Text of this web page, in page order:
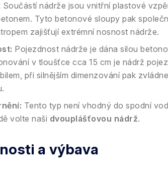
Součástí nádrže jsou vnitřní plastové
Tyto betonové sloupy pak
zajišťují extrémní nosnost nádrže.
Pojezdnost nádrže je dána silou
v tloušťce cca 15 cm je nádrž
při silnějším dimenzování pak
Tento typ není vhodný do spodní
volte naši dvouplášťovou nádrž.
a výbava